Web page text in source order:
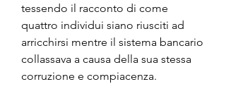
tessendo il racconto di come
quattro individui siano riusciti ad
arricchirsi mentre il sistema bancario
collassava a causa della sua stessa
corruzione e compiacenza.